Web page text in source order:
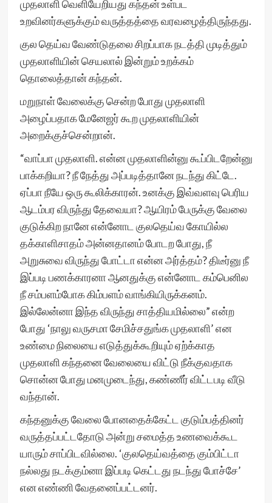
முதலாளி வெளியேறியது கந்தன் உள்பட
உறவினர்களுக்கும் வருத்தத்தை வரவழைத்திருந்தது.
குல தெய்வ வேண்டுதலை சிறப்பாக நடத்தி முடித்தும்
முதலாளியின் செயலால் இன்றும் உறக்கம்
தொலைத்தான் கந்தன்.
மறுநாள் வேலைக்கு சென்ற போது முதலாளி
அழைப்பதாக மேனேஜர் கூற முதலாளியின்
அறைக்குச்சென்றான்.
“வாப்பா முதலாளி. என்ன முதலாளின்னு கூப்பிடறேன்னு
பாக்கறியா? நீ நேத்து அப்படித்தானே நடந்து கிட்டே.
ஏப்பா நீயே ஒரு கூலிக்காரன். உனக்கு இவ்வளவு பெரிய
ஆடம்பர விருந்து தேவையா? ஆயிரம் பேருக்கு வேலை
குடுக்கிற நானே என்னோட குலதெய்வ கோயில்ல
தக்காளிசாதம் அன்னதானம் போடற போது, நீ
அறுசுவை விருந்து போட்டா என்ன அர்த்தம்? திடீர்னு நீ
இப்படி பணக்காரனா ஆனதுக்கு என்னோட கம்பெனில
நீ சம்பளம்போக கிம்பளம் வாங்கியிருக்கனம்.
இல்லேன்னா இந்த விருந்து சாத்தியமில்லை” என்ற
போது ‘நாலு வருசமா சேமிச்சதுங்க முதலாளி’ என
உண்மை நிலையை எடுத்துக்கூறியும் ஏற்க்காத
முதலாளி கந்தனை வேலையை விட்டு நீக்குவதாக
சொன்ன போது மனமுடைந்து, கண்ணீர் விட்டபடி வீடு
வந்தான்.
கந்தனுக்கு வேலை போனதைக்கேட்ட குடும்பத்தினர்
வருத்தப்பட்டதோடு அன்று சமைத்த உணவைக்கூட
யாரும் சாப்பிடவில்லை. ‘குலதெய்வத்தை கும்பிட்டா
நல்லது நடக்கும்னா இப்படி கெட்டது நடந்து போச்சே’
என எண்ணி வேதனைப்பட்டனர்.